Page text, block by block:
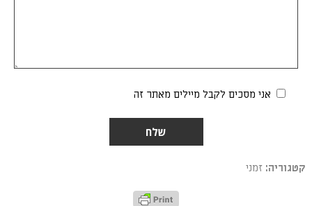
אני מסכים לקבל מיילים מאתר זה
קטגוריה: זמני